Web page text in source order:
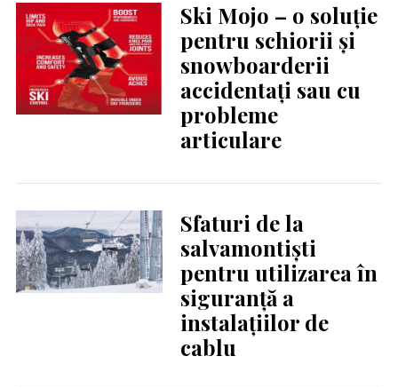
Ski Mojo – o soluție
pentru schiorii și
snowboarderii
accidentați sau cu
probleme
articulare
Sfaturi de la
salvamontiști
pentru utilizarea în
siguranță a
instalațiilor de
cablu